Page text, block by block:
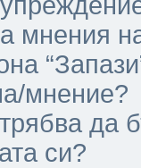
мнения
мнение?
да
си?